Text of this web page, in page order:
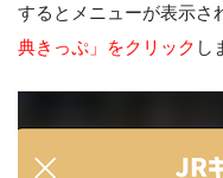
するとメニューが表示さ
典きっぷ」をクリック し